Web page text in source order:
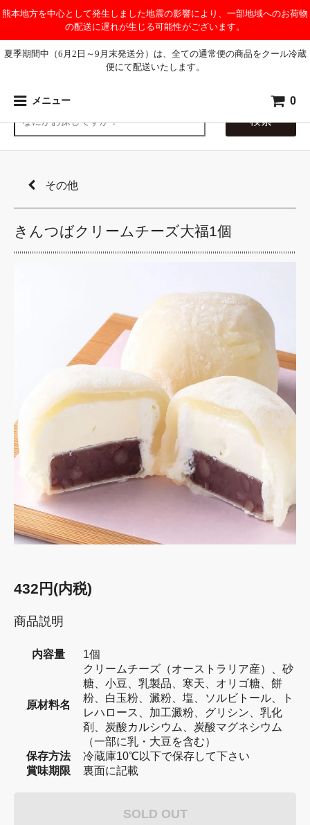
熊本地方を中心として発生しました地震の影響により、一部地域へのお荷物
の配送に遅れが生じる可能性がございます。
夏季期間中（6月2日～9月末発送分）は、全ての通常便の商品をクール冷蔵
便にて配送いたします。
メニュー
0
検索
その他
きんつばクリームチーズ大福1個
432円(内税)
商品説明
内容量 1個
原材料名
クリームチーズ（オーストラリア産）、砂
糖、小豆、乳製品、寒天、オリゴ糖、餅
粉、白玉粉、澱粉、塩、ソルビトール、ト
レハロース、加工澱粉、グリシン、乳化
剤、炭酸カルシウム、炭酸マグネシウム
（一部に乳・大豆を含む）
保存方法
冷蔵庫10℃以下で保存して下さい
賞味期限
裏面に記載
SOLD OUT